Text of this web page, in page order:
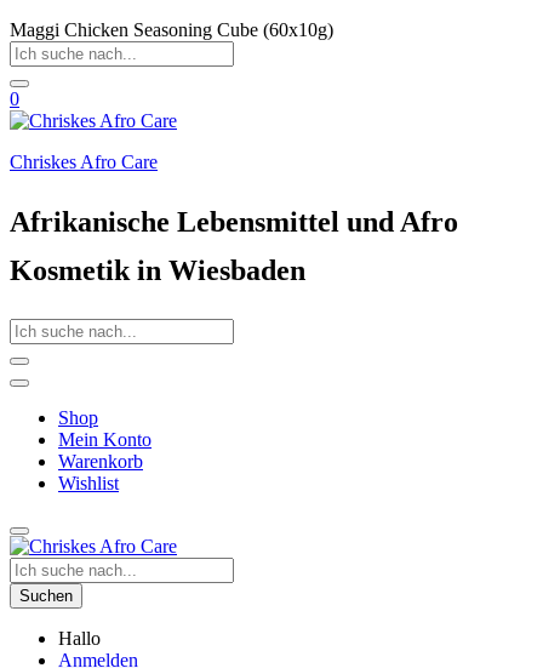
Maggi Chicken Seasoning Cube (60x10g)
0
Chriskes Afro Care
Afrikanische Lebensmittel und Afro
Kosmetik in Wiesbaden
Shop
Mein Konto
Warenkorb
Wishlist
Suchen
Hallo
Anmelden